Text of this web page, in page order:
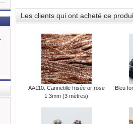
Les clients qui ont acheté ce
AA110. Cannetille frisée or rose
1.3mm (3 mètres)
Bleu